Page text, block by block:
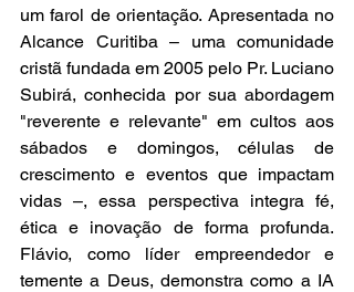
um farol de orientação. Apresentada no
Alcance Curitiba – uma comunidade
cristã fundada em 2005 pelo Pr. Luciano
Subirá, conhecida por sua abordagem
"reverente e relevante" em cultos aos
sábados e domingos, células de
crescimento e eventos que impactam
vidas –, essa perspectiva integra fé,
ética e inovação de forma profunda.
Flávio, como líder empreendedor e
temente a Deus, demonstra como a IA